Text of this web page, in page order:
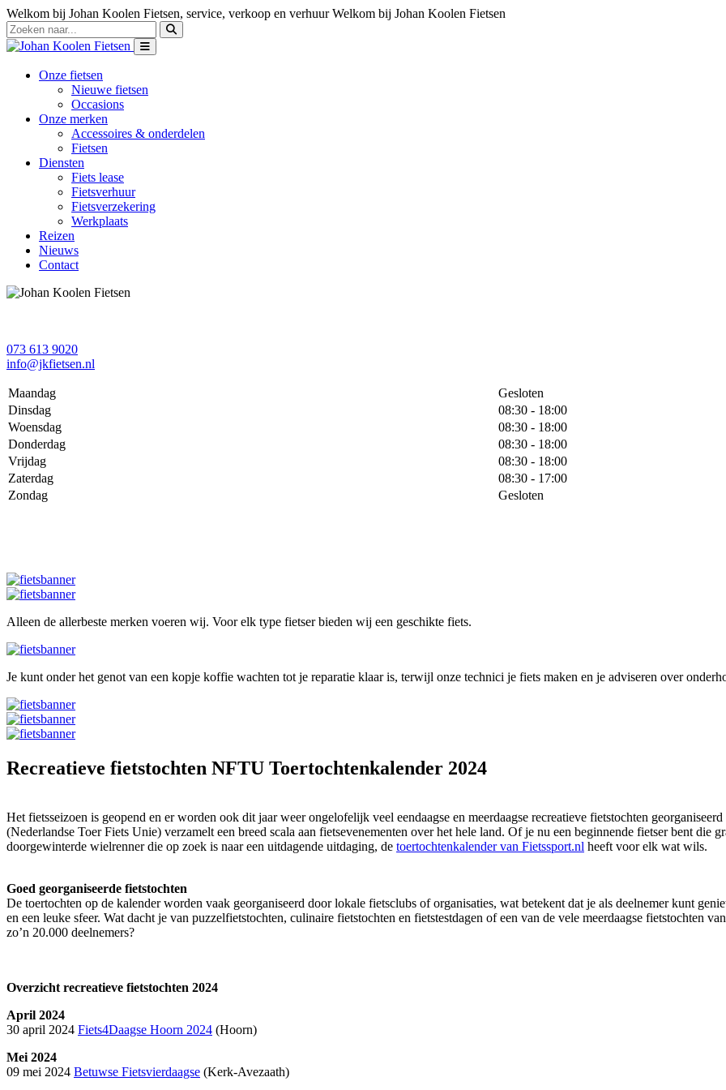
Welkom bij Johan Koolen Fietsen, service, verkoop en verhuurWelkom bij Johan Koolen Fietsen
Onze fietsen
Nieuwe fietsen
Occasions
Onze merken
Accessoires & onderdelen
Fietsen
Diensten
Fiets lease
Fietsverhuur
Fietsverzekering
Werkplaats
Reizen
Nieuws
Contact
073 613 9020
info@jkfietsen.nl
Maandag
Gesloten
Dinsdag
08:30 - 18:00
Woensdag
08:30 - 18:00
Donderdag
08:30 - 18:00
Vrijdag
08:30 - 18:00
Zaterdag
08:30 - 17:00
Zondag
Gesloten
Alleen de allerbeste merken voeren wij. Voor elk type fietser bieden wij een geschikte fiets.
Je kunt onder het genot van een kopje koffie wachten tot je reparatie klaar is, terwijl onze technici je fiets maken en je adviseren over
Recreatieve fietstochten NFTU Toertochtenkalender 2024
Het fietsseizoen is geopend en er worden ook dit jaar weer ongelofelijk veel eendaagse en meerdaagse recreatieve fietstochten
(Nederlandse Toer Fiets Unie) verzamelt een breed scala aan fietsevenementen over het hele land. Of je nu een beginnende fietser bent die
doorgewinterde wielrenner die op zoek is naar een uitdagende uitdaging, de toertochtenkalender van Fietssport.nl heeft voor elk wat wils.
Goed georganiseerde fietstochten
De toertochten op de kalender worden vaak georganiseerd door lokale fietsclubs of organisaties, wat betekent dat je als deelnemer kunt
en een leuke sfeer. Wat dacht je van puzzelfietstochten, culinaire fietstochten en fietstestdagen of een van de vele meerdaagse fietstochten
zo’n 20.000 deelnemers?
Overzicht recreatieve fietstochten 2024
April 2024
30 april 2024 Fiets4Daagse Hoorn 2024 (Hoorn)
Mei 2024
09 mei 2024 Betuwse Fietsvierdaagse (Kerk-Avezaath)